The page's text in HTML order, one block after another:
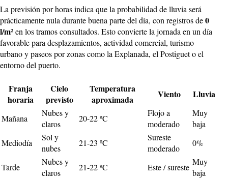
La previsión por horas indica que la probabilidad de lluvia será
prácticamente nula durante buena parte del día, con registros de0
l/m²en los tramos consultados. Esto convierte la jornada en un día
favorable para desplazamientos, actividad comercial, turismo
urbano y paseos por zonas como la Explanada, el Postiguet o el
entorno del puerto.
Franja
horaria
Cielo
previsto
Temperatura
aproximada
Viento Lluvia
Mañana
Nubes y
claros
20-22 ºC
Flojo a
moderado
Muy
baja
Mediodía
Sol y
nubes
21-23 ºC
Sureste
moderado
0%
Tarde
Nubes y
claros
21-22 ºC Este / sureste
Muy
baja